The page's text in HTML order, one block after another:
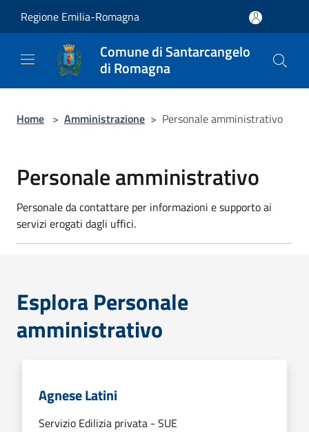
Regione Emilia-Romagna
Comune di Santarcangelo
di Romagna
Home > Amministrazione > Personale amministrativo
Personale amministrativo
Personale da contattare per informazioni e supporto ai
servizi erogati dagli uffici.
Esplora Personale
amministrativo
Agnese Latini
Servizio Edilizia privata - SUE